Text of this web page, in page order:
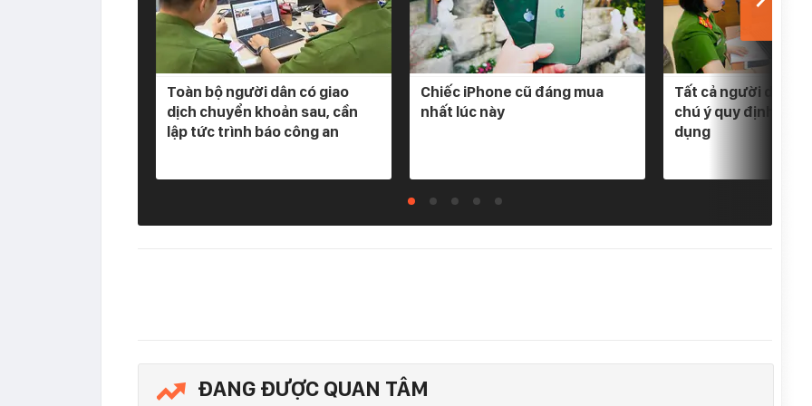
Toàn bộ người dân có giao
dịch chuyển khoản sau, cần
lập tức trình báo công an
Chiếc iPhone cũ đáng mua
nhất lúc này
Tất cả người dân có
chú ý quy định mới
dụng
ĐANG ĐƯỢC QUAN TÂM